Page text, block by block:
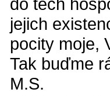
jejich
pocity moje,
Tak buďme
M.S.